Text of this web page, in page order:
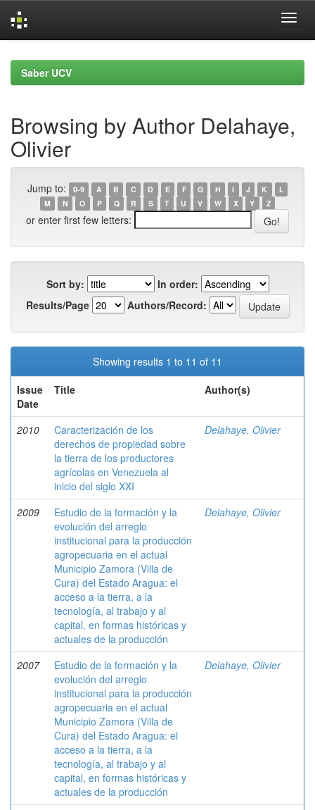
navigationSaber UCV
Browsing by Author Delahaye,
Olivier
Jump to: 0-9 A B C D E F G H I J K
L
M
N O P Q R S T U V W X Y Z
or enter first few letters:
Sort by:
In order:
Results/Page
Authors/Record:
Showing results 1 to 11 of 11
Issue
Date
Title Author(s)
2010
Caracterización de los
derechos de propiedad sobre
la tierra de los productores
agrícolas en Venezuela al
inicio del siglo XXI
Delahaye, Olivier
2009
Estudio de la formación y la
evolución del arreglo
institucional para la producción
agropecuaria en el actual
Municipio Zamora (Villa de
Cura) del Estado Aragua: el
acceso a la tierra, a la
tecnología, al trabajo y al
capital, en formas históricas y
actuales de la producción
Delahaye, Olivier
2007
Estudio de la formación y la
evolución del arreglo
institucional para la producción
agropecuaria en el actual
Municipio Zamora (Villa de
Cura) del Estado Aragua: el
acceso a la tierra, a la
tecnología, al trabajo y al
capital, en formas históricas y
actuales de la producción
Delahaye, Olivier